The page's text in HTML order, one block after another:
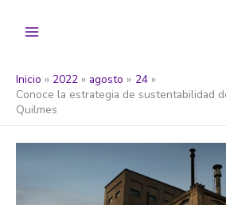
Inicio 2022 agosto
24
Conoce la estrategia de sustentabilidad
Quilmes